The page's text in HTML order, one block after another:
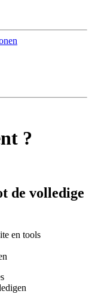
?
de volledige
en tools